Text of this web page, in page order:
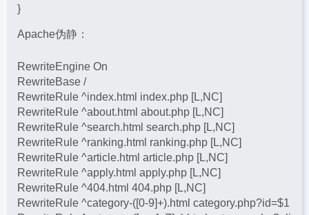
}
Apache伪静：
RewriteEngine On
RewriteBase /
RewriteRule ^index.html index.php [L,NC]
RewriteRule ^about.html about.php [L,NC]
RewriteRule ^search.html search.php [L,NC]
RewriteRule ^ranking.html ranking.php [L,NC]
RewriteRule ^article.html article.php [L,NC]
RewriteRule ^apply.html apply.php [L,NC]
RewriteRule ^404.html 404.php [L,NC]
RewriteRule ^category-([0-9]+).html category.php?id=$1